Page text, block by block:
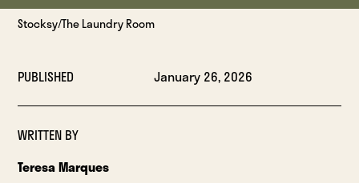
Stocksy/The Laundry Room
PUBLISHED January 26, 2026
WRITTEN BY
Teresa Marques